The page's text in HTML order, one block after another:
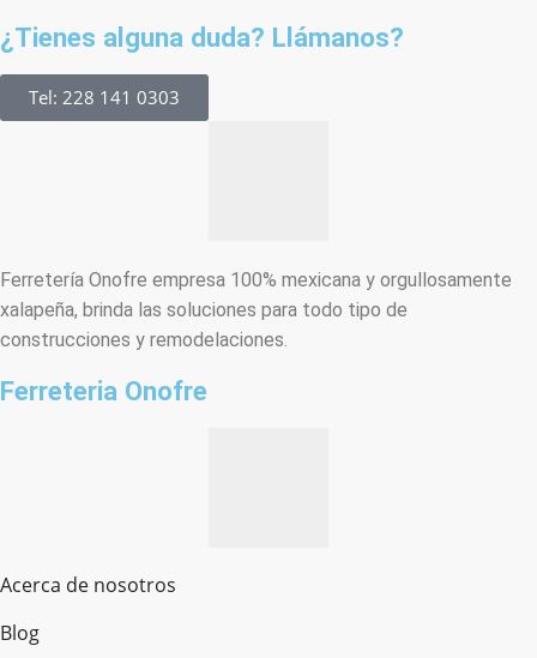
¿Tienes alguna duda? Llámanos?
Tel: 228 141 0303
Ferretería Onofre empresa 100% mexicana y orgullosamente
xalapeña, brinda las soluciones para todo tipo de
construcciones y remodelaciones.
Ferreteria Onofre
Acerca de nosotros
Blog